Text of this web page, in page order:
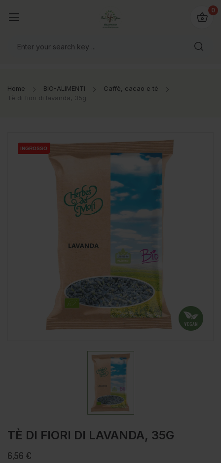
mondo!
0
Home BIO-ALIMENTI
Caffè, cacao e tè
Tè di fiori di lavanda, 35g
INGROSSO
INGROSSO
INGROSSO
TÈ DI FIORI DI LAVANDA, 35G
6,56 €